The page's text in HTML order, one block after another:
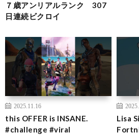
７歳アンリアルランク 307
日連続ビクロイ
2025.11.16
this OFFER is INSANE.
#challenge #viral
Lisa